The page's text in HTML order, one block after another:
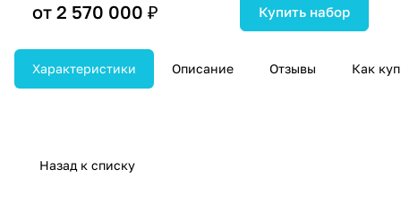
от 2 570 000 ₽ Купить набор
Характеристики Описание Отзывы Как
Назад к списку